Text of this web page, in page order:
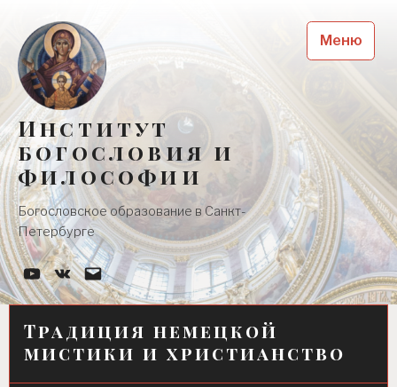
content
Институт
богословия и
философии
Богословское образование в Санкт-
Петербурге
YouTube-
канал
Наша
группа
Почта
Меню
Традиция немецкой
мистики и христианство